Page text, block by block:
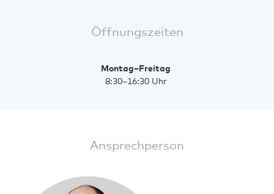
Öffnungszeiten
Montag–Freitag
8:30–16:30 Uhr
Ansprechperson